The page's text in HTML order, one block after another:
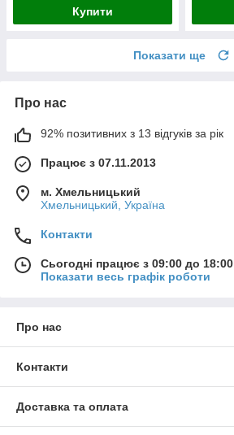
Купити
Показати ще
Про нас
92% позитивних з 13 відгуків за рік
Працює з 07.11.2013
м. Хмельницький
Хмельницький, Україна
Контакти
Сьогодні працює з 09:00 до 18:00
Показати весь графік роботи
Про нас
Контакти
Доставка та оплата